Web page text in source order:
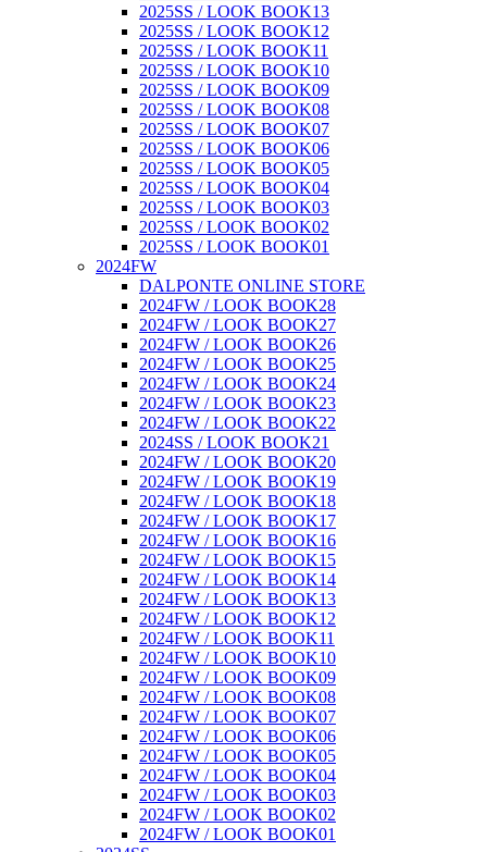
2025SS / LOOK BOOK13
2025SS / LOOK BOOK12
2025SS / LOOK BOOK11
2025SS / LOOK BOOK10
2025SS / LOOK BOOK09
2025SS / LOOK BOOK08
2025SS / LOOK BOOK07
2025SS / LOOK BOOK06
2025SS / LOOK BOOK05
2025SS / LOOK BOOK04
2025SS / LOOK BOOK03
2025SS / LOOK BOOK02
2025SS / LOOK BOOK01
2024FW
DALPONTE ONLINE STORE
2024FW / LOOK BOOK28
2024FW / LOOK BOOK27
2024FW / LOOK BOOK26
2024FW / LOOK BOOK25
2024FW / LOOK BOOK24
2024FW / LOOK BOOK23
2024FW / LOOK BOOK22
2024SS / LOOK BOOK21
2024FW / LOOK BOOK20
2024FW / LOOK BOOK19
2024FW / LOOK BOOK18
2024FW / LOOK BOOK17
2024FW / LOOK BOOK16
2024FW / LOOK BOOK15
2024FW / LOOK BOOK14
2024FW / LOOK BOOK13
2024FW / LOOK BOOK12
2024FW / LOOK BOOK11
2024FW / LOOK BOOK10
2024FW / LOOK BOOK09
2024FW / LOOK BOOK08
2024FW / LOOK BOOK07
2024FW / LOOK BOOK06
2024FW / LOOK BOOK05
2024FW / LOOK BOOK04
2024FW / LOOK BOOK03
2024FW / LOOK BOOK02
2024FW / LOOK BOOK01